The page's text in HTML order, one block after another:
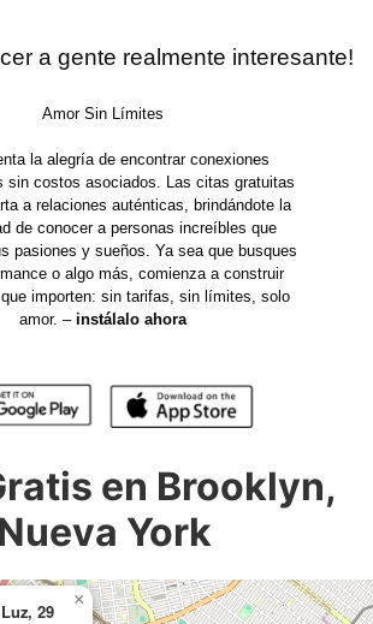
a gente realmente interesante!
Amor Sin Límites
la alegría de encontrar conexiones
sin costos asociados. Las citas gratuitas
a relaciones auténticas, brindándote la
de conocer a personas increíbles que
pasiones y sueños. Ya sea que busques
o algo más, comienza a construir
importen: sin tarifas, sin límites, solo
amor. –instálalo ahora
en Brooklyn,
Nueva York
Luz, 29
×